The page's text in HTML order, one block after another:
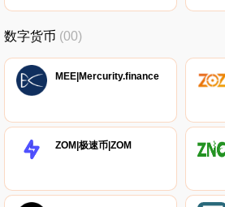
数字货币 (00)
MEE|Mercurity.finance
ZOM|极速币|ZOM